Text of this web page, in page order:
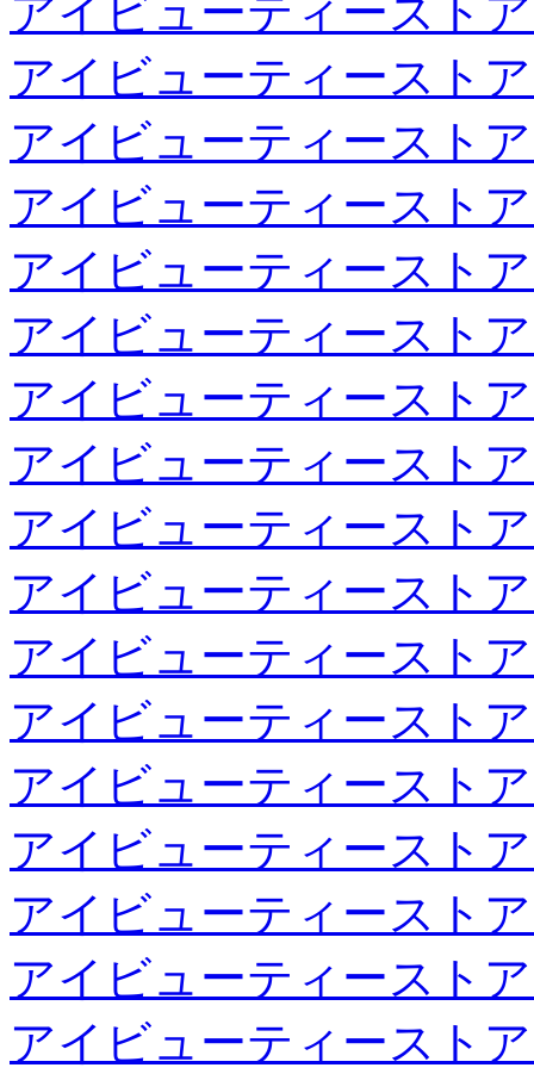
アイビューティースト
アイビューティースト
アイビューティースト
アイビューティースト
アイビューティースト
アイビューティースト
アイビューティースト
アイビューティースト
アイビューティースト
アイビューティースト
アイビューティースト
アイビューティースト
アイビューティースト
アイビューティースト
アイビューティースト
アイビューティースト
アイビューティースト